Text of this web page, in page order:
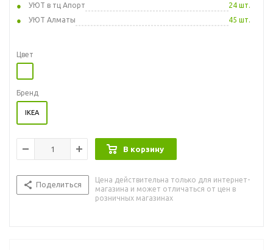
УЮТ в тц Апорт
24 шт.
УЮТ Алматы
45 шт.
Цвет
Бренд
IKEA
В корзину
Поделиться
Цена действительна только для интернет-
магазина и может отличаться от цен в
розничных магазинах